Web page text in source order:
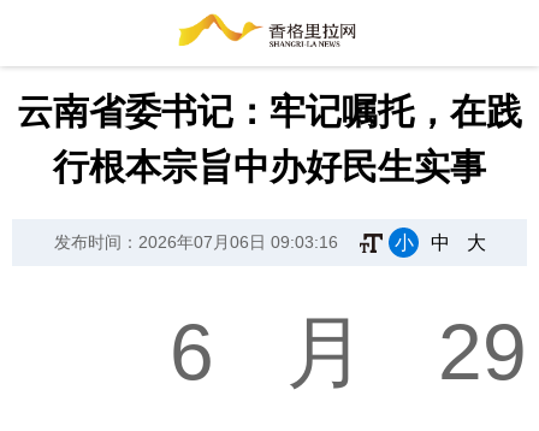
云南省委书记：牢记嘱托，在践
行根本宗旨中办好民生实事
发布时间：2026年07月06日 09:03:16 小 中 大
6月29